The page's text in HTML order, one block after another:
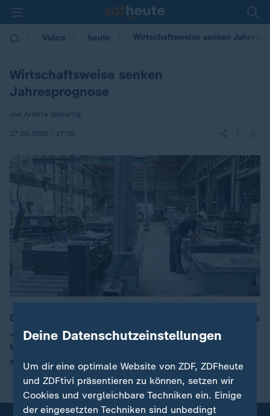
Video heute Wirtschaftsweise senken
Wirtschaftsweise senken
Jahresprognose
von Arlette Geburtig
27.05.2026 | 17:00
00:17
Die sogenannten Wirtschaftsweisen erwarten für dieses
Jahr aufgrund des Iran-Kriegs nur noch 0,5 Prozent
Wachstum. Zu rechnen ist zudem mit höherer Inflation
sowie steigenden Sozialabgaben.
Deine Datenschutzeinstellungen
Um dir eine optimale Website von ZDF, ZDFheute
und ZDFtivi präsentieren zu können, setzen wir
Cookies und vergleichbare Techniken ein. Einige
der eingesetzten Techniken sind unbedingt